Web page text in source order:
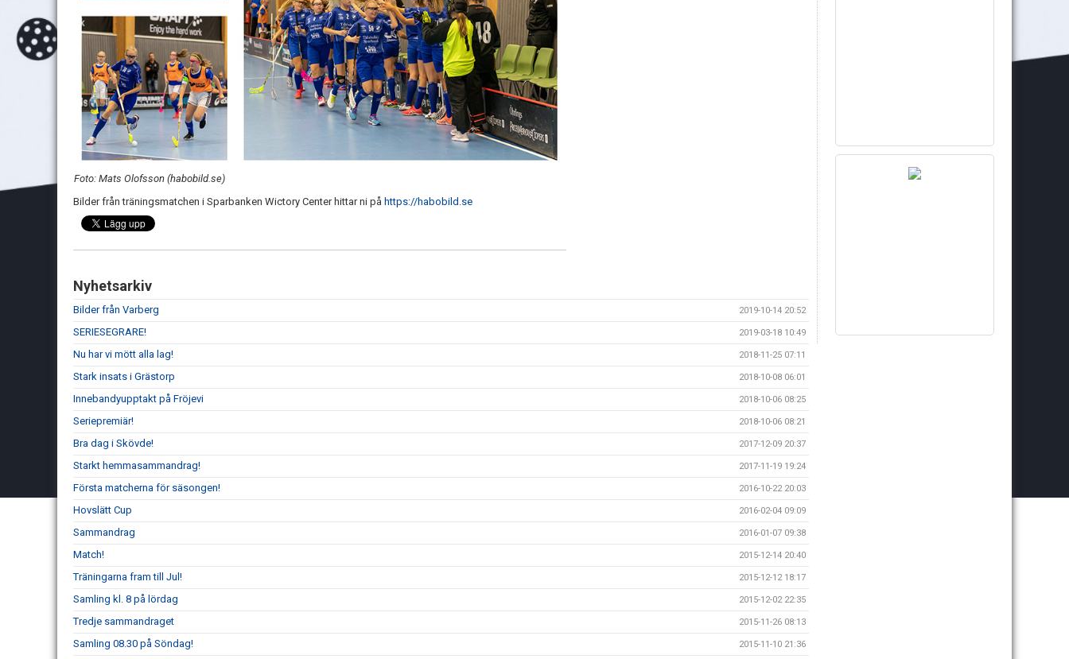
Foto: Mats Olofsson (habobild.se)
Bilder från träningsmatchen i Sparbanken Wictory Center hittar ni på https://habobild.se
Nyhetsarkiv
Bilder från Varberg 2019-10-14 20:52
SERIESEGRARE! 2019-03-18 10:49
Nu har vi mött alla lag! 2018-11-25 07:11
Stark insats i Grästorp 2018-10-08 06:01
Innebandyupptakt på Fröjevi 2018-10-06 08:25
Seriepremiär! 2018-10-06 08:21
Bra dag i Skövde! 2017-12-09 20:37
Starkt hemmasammandrag! 2017-11-19 19:24
Första matcherna för säsongen! 2016-10-22 20:03
Hovslätt Cup 2016-02-04 09:09
Sammandrag 2016-01-07 09:38
Match! 2015-12-14 20:40
Träningarna fram till Jul! 2015-12-12 18:17
Samling kl. 8 på lördag 2015-12-02 22:35
Tredje sammandraget 2015-11-26 08:13
Samling 08.30 på Söndag! 2015-11-10 21:36